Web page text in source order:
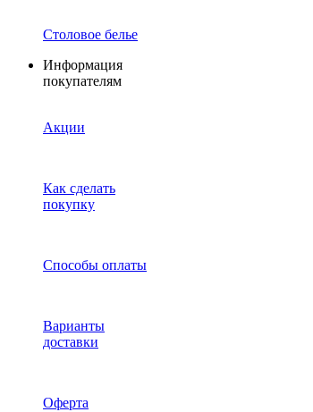
Столовое белье
Информация
покупателям
Акции
Как сделать
покупку
Способы оплаты
Варианты
доставки
Оферта